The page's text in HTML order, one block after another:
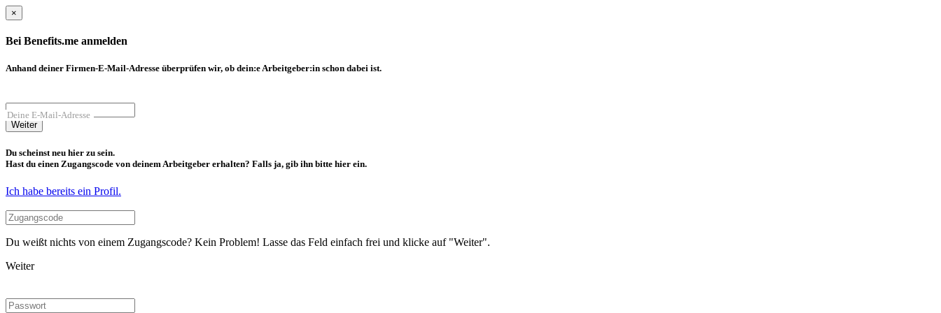
×
Bei Benefits.me anmelden
Anhand deiner Firmen-E-Mail-Adresse überprüfen wir, ob dein:e Arbeitgeber:in schon dabei ist.
Deine E-Mail-Adresse
Weiter
Du scheinst neu hier zu sein.
Hast du einen Zugangscode von deinem Arbeitgeber erhalten? Falls ja, gib ihn bitte hier ein.
Ich habe bereits ein Profil.
Du weißt nichts von einem Zugangscode? Kein Problem! Lasse das Feld einfach frei und klicke auf "Weiter".
Weiter